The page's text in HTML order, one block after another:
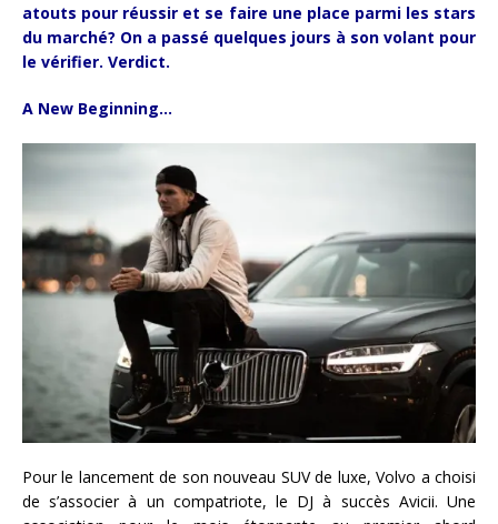
atouts pour réussir et se faire une place parmi les stars
du marché? On a passé quelques jours à son volant pour
le vérifier. Verdict.
A New Beginning…
Pour le lancement de son nouveau SUV de luxe, Volvo a choisi
de s’associer à un compatriote, le DJ à succès Avicii. Une